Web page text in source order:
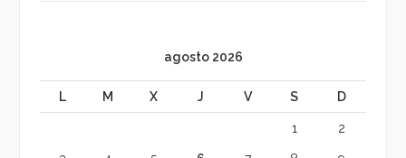
agosto 2026
L M X J V S D
1 2